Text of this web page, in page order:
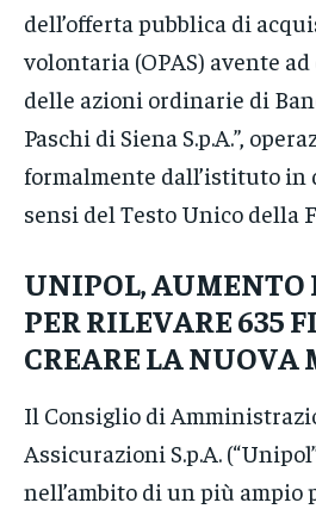
dell’offerta pubblica di
volontaria (OPAS) avente
delle azioni ordinarie di
Paschi di Siena S.p.A.”,
formalmente dall’istituto in
sensi del Testo Unico della
UNIPOL, AUMENTO
PER RILEVARE 635
CREARE LA NUOVA
Il Consiglio di
Assicurazioni S.p.A. (“Unipol”
nell’ambito di un più ampio